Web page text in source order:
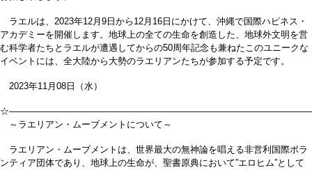
ラエルは、2023年12月9日から12月16日にかけて、沖縄で国際ハピネス・
アカデミーを開催します。地球上の全ての生命を創造した、地球外文明を営
む科学者たちとラエルが遭遇してからの50周年記念も兼ねたこのユニークな
イベントには、全大陸から大勢のラエリアンたちが参加する予定です。
2023年11月08日（水）
～ラエリアン・ムーブメントについて～
ラエリアン・ムーブメントは、世界最大の無神論を唱える非営利国際ボラ
ンティア団体であり、地球上の生命が、聖書原典において”エロヒム”として